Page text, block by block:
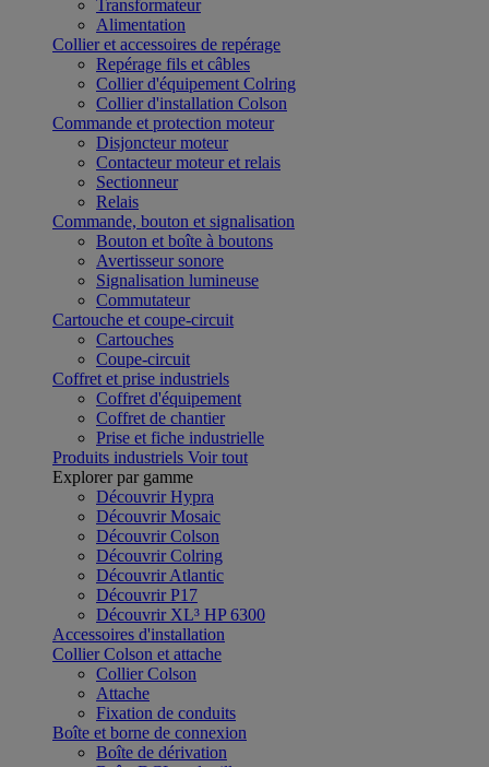
Transformateur
Alimentation
Collier et accessoires de repérage
Repérage fils et câbles
Collier d'équipement Colring
Collier d'installation Colson
Commande et protection moteur
Disjoncteur moteur
Contacteur moteur et relais
Sectionneur
Relais
Commande, bouton et signalisation
Bouton et boîte à boutons
Avertisseur sonore
Signalisation lumineuse
Commutateur
Cartouche et coupe-circuit
Cartouches
Coupe-circuit
Coffret et prise industriels
Coffret d'équipement
Coffret de chantier
Prise et fiche industrielle
Produits industriels Voir tout
Explorer par gamme
Découvrir Hypra
Découvrir Mosaic
Découvrir Colson
Découvrir Colring
Découvrir Atlantic
Découvrir P17
Découvrir XL³ HP 6300
Accessoires d'installation
Collier Colson et attache
Collier Colson
Attache
Fixation de conduits
Boîte et borne de connexion
Boîte de dérivation